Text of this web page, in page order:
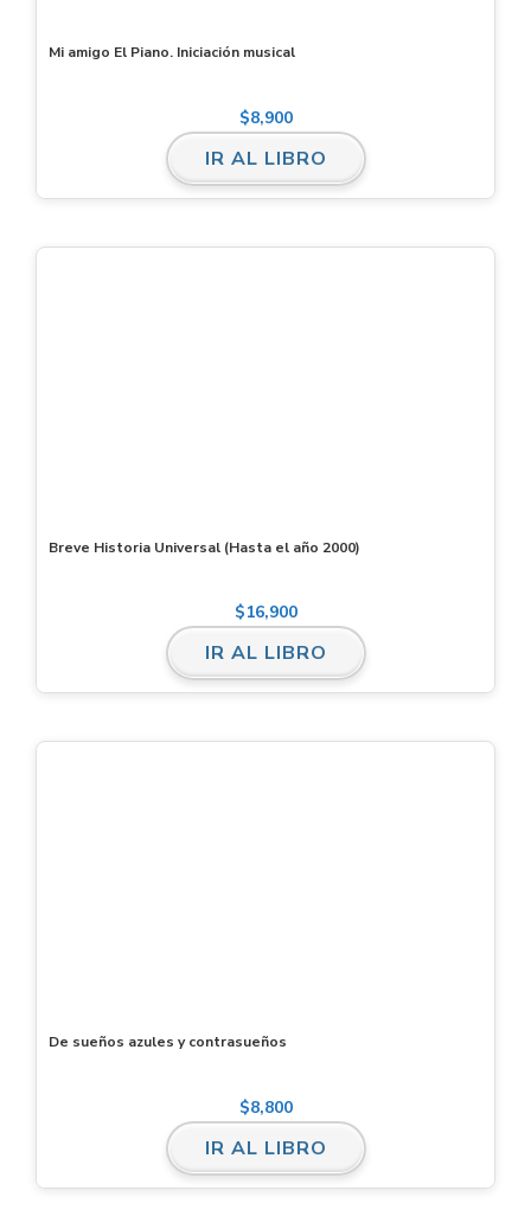
Mi amigo El Piano. Iniciación musical
$8,900
IR AL LIBRO
Breve Historia Universal (Hasta el año 2000)
$16,900
IR AL LIBRO
De sueños azules y contrasueños
$8,800
IR AL LIBRO